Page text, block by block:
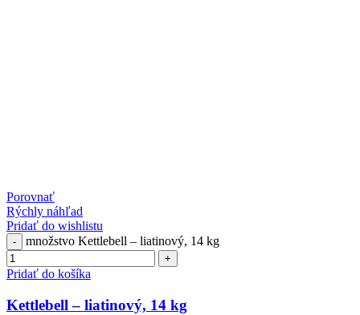
Porovnať
Rýchly náhľad
Pridať do wishlistu
množstvo Kettlebell – liatinový, 14 kg
Pridať do košíka
Kettlebell – liatinový, 14 kg